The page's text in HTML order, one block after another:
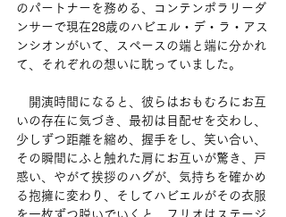
のパートナーを務める、コンテンポラリーダ
ンサーで現在28歳のハビエル・デ・ラ・アス
ンシオンがいて、スペースの端と端に分かれ
て、それぞれの想いに耽っていました。
開演時間になると、彼らはおもむろにお互
いの存在に気づき、最初は目配せを交わし、
少しずつ距離を縮め、握手をし、笑い合い、
その瞬間にふと触れた肩にお互いが驚き、戸
惑い、やがて挨拶のハグが、気持ちを確かめ
る抱擁に変わり、そしてハビエルがその衣服
を一枚ずつ脱いでいくと、フリオはステージ